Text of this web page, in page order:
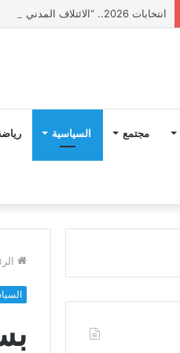
انتخابات 2026.. “الائتلاف المدني من أجل الجبل” يرفع عشرة مطالب أمام الأحزاب لإنصاف المناطق الجبلية
مجتمع السياسية